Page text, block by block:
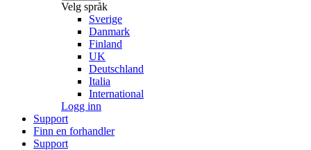
Velg språk
Sverige
Danmark
Finland
UK
Deutschland
Italia
International
Logg inn
Support
Finn en forhandler
Support